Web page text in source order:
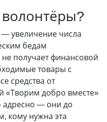
увеличение числа
бедам
получает финансовой
товары с
средства от
«Творим добро вместе»
адресно — они до
кому нужна эта